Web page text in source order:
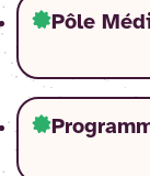
Pôle